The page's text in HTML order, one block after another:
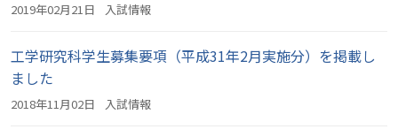
2019年02月21日 入試情報
工学研究科学生募集要項（平成31年2月実施分）を掲載し
ました
2018年11月02日 入試情報